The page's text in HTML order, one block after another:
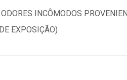
INCÔMODOS
EXPOSIÇÃO)